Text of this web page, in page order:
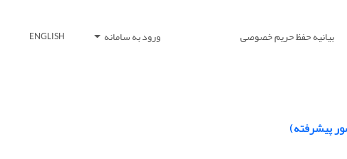
بیانیه حفظ حریم خصوصی ورود به سامانه ENGLISH
پیشرفته)